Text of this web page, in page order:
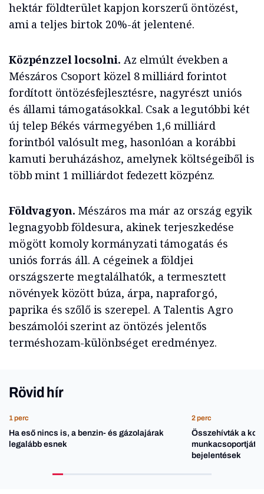
hektár földterület kapjon korszerű öntözést,
ami a teljes birtok 20%-át jelentené.
Közpénzzel locsolni. Az elmúlt években a
Mészáros Csoport közel 8 milliárd forintot
fordított öntözésfejlesztésre, nagyrészt uniós
és állami támogatásokkal. Csak a legutóbbi két
új telep Békés vármegyében 1,6 milliárd
forintból valósult meg, hasonlóan a korábbi
kamuti beruházáshoz, amelynek költségeiből is
több mint 1 milliárdot fedezett közpénz.
Földvagyon. Mészáros ma már az ország egyik
legnagyobb földesura, akinek terjeszkedése
mögött komoly kormányzati támogatás és
uniós forrás áll. A cégeinek a földjei
országszerte megtalálhatók, a termesztett
növények között búza, árpa, napraforgó,
paprika és szőlő is szerepel. A Talentis Agro
beszámolói szerint az öntözés jelentős
terméshozam-különbséget eredményez.
Rövid hír
1 perc
Ha eső nincs is, a benzin- és gázolajárak
legalább esnek
2 perc
Összehívták a
munkacsoportját,
bejelentések